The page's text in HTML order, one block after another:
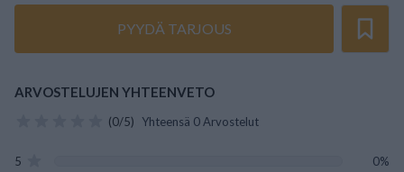
PYYDÄ TARJOUS
ARVOSTELUJEN YHTEENVETO
(0/5) Yhteensä 0 Arvostelut
5
0%